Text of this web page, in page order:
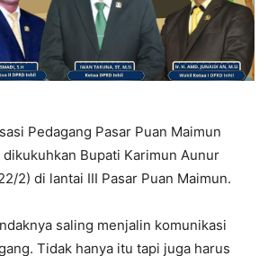
Pedagang Pasar Puan Maimun
Bupati Karimun Aunur
2) di lantai III Pasar Puan Maimun.
saling menjalin komunikasi
Tidak hanya itu tapi juga harus